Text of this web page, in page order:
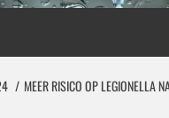
MEER RISICO OP LEGIONELLA